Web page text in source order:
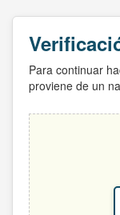
Para continuar
proviene de un